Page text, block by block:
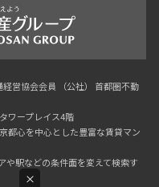
営協会会員 （公社） 首都圏不動
ワープレイス4階
都心を中心とした豊富な賃貸マン
や駅などの条件面を変えて検索す
×